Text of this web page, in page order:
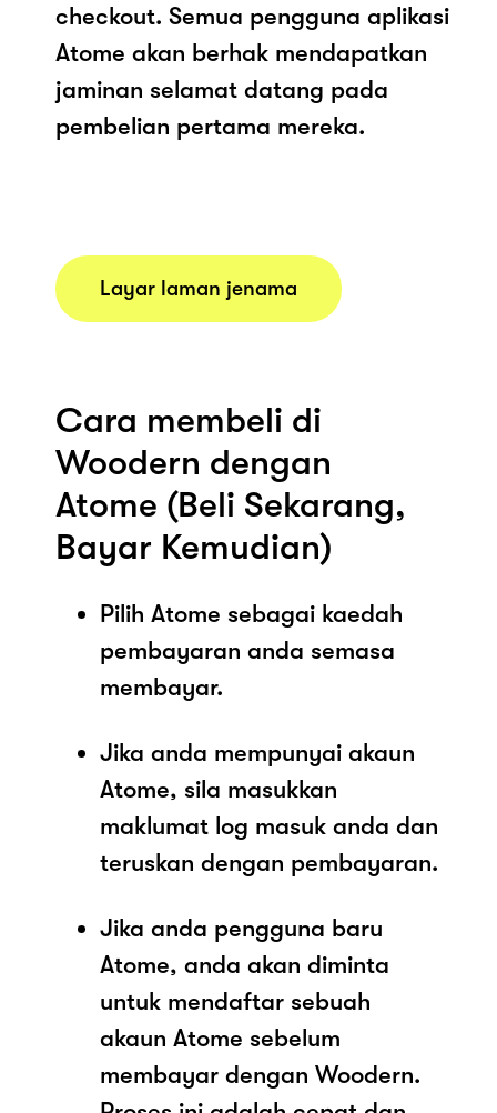
checkout. Semua pengguna aplikasi
Atome akan berhak mendapatkan
jaminan selamat datang pada
pembelian pertama mereka.
Layar laman jenama
Cara membeli di
Woodern dengan
Atome (Beli Sekarang,
Bayar Kemudian)
Pilih Atome sebagai kaedah
pembayaran anda semasa
membayar.
Jika anda mempunyai akaun
Atome, sila masukkan
maklumat log masuk anda dan
teruskan dengan pembayaran.
Jika anda pengguna baru
Atome, anda akan diminta
untuk mendaftar sebuah
akaun Atome sebelum
membayar dengan Woodern.